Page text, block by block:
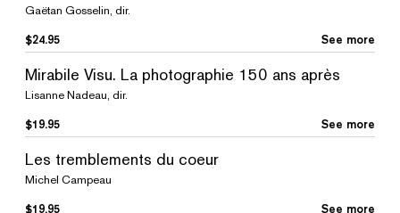
Gaëtan Gosselin, dir.
$24.95 See more
Mirabile Visu. La photographie 150 ans après
Lisanne Nadeau, dir.
$19.95 See more
Les tremblements du coeur
Michel Campeau
$19.95 See more